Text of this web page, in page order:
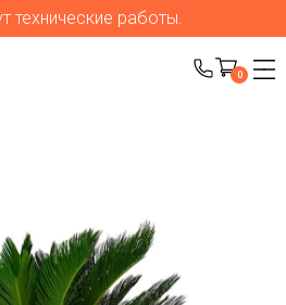
технические работы.
0